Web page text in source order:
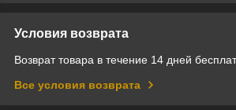
Условия возврата
Возврат товара в течение 14 дней
Все условия возврата